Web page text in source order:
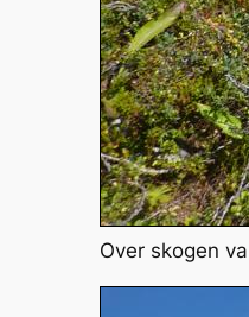
Over skogen